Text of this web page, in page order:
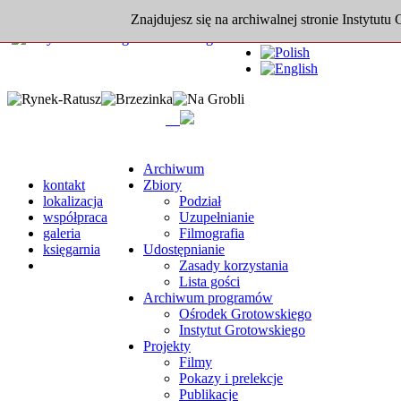
Znajdujesz się na archiwalnej stronie Instytutu
kontakt
lokalizacja
współpraca
galeria
księgarnia
Archiwum
Zbiory
Podział
Uzupełnianie
Filmografia
Udostępnianie
Zasady korzystania
Lista gości
Archiwum programów
Ośrodek Grotowskiego
Instytut Grotowskiego
Projekty
Filmy
Pokazy i prelekcje
Publikacje